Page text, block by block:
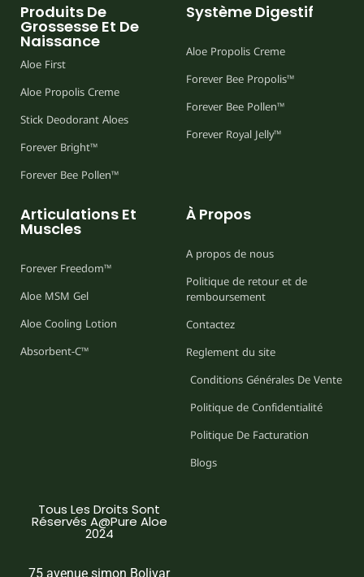
Produits De
Grossesse Et De
Naissance
Aloe First
Aloe Propolis Creme
Stick Deodorant Aloes
Forever Bright™
Forever Bee Pollen™
Système Digestif
Aloe Propolis Creme
Forever Bee Propolis™
Forever Bee Pollen™
Forever Royal Jelly™
Articulations Et
Muscles
Forever Freedom™
Aloe MSM Gel
Aloe Cooling Lotion
Absorbent-C™
À Propos
A propos de nous
Politique de retour et de
remboursement
Contactez
Reglement du site
Conditions Générales De Vente
Politique de Confidentialité
Politique De Facturation
Blogs
Tous Les Droits Sont
Réservés A@Pure Aloe
2024
75 avenue simon Bolivar